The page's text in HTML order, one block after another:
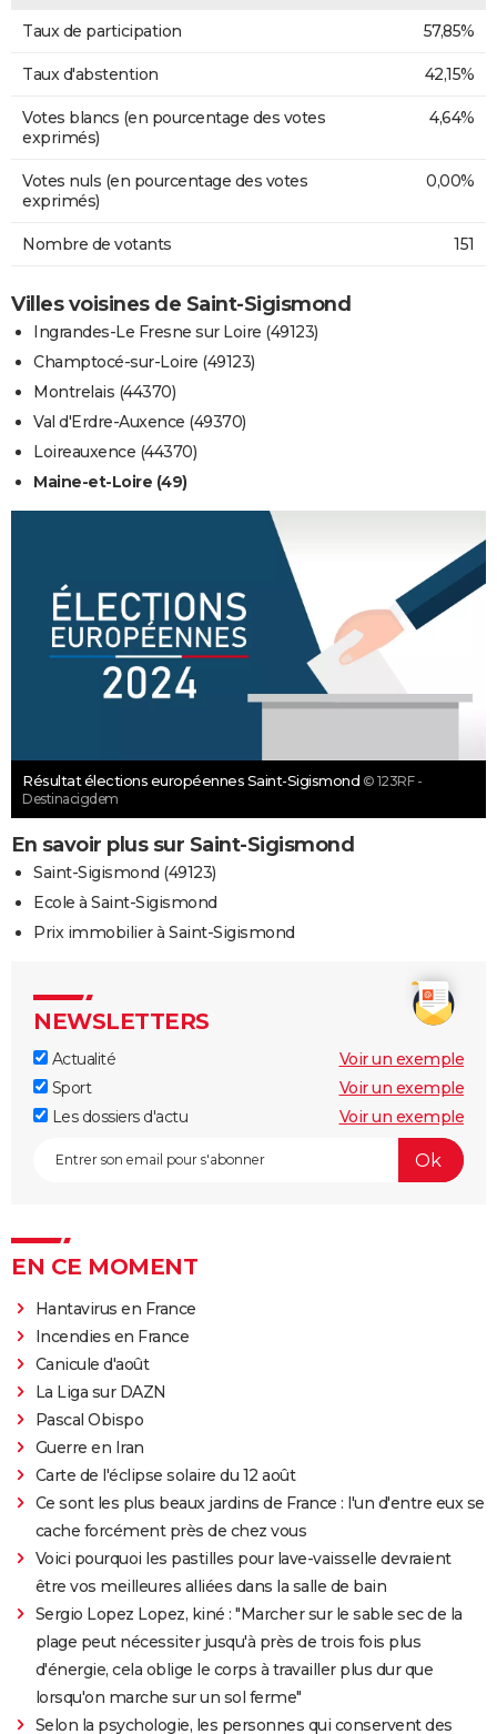
Taux de participation 57,85%
Taux d'abstention 42,15%
Votes blancs (en pourcentage des votes
exprimés)
4,64%
Votes nuls (en pourcentage des votes
exprimés)
0,00%
Nombre de votants 151
Villes voisines de Saint-Sigismond
Ingrandes-Le Fresne sur Loire (49123)
Champtocé-sur-Loire (49123)
Montrelais (44370)
Val d'Erdre-Auxence (49370)
Loireauxence (44370)
Maine-et-Loire (49)
Résultat élections européennes Saint-Sigismond © 123RF -
Destinacigdem
En savoir plus sur Saint-Sigismond
Saint-Sigismond (49123)
Ecole à Saint-Sigismond
Prix immobilier à Saint-Sigismond
NEWSLETTERS
Actualité
Voir un exemple
Sport
Voir un exemple
Les dossiers d'actu
Voir un exemple
EN CE MOMENT
Hantavirus en France
Incendies en France
Canicule d'août
La Liga sur DAZN
Pascal Obispo
Guerre en Iran
Carte de l'éclipse solaire du 12 août
Ce sont les plus beaux jardins de France : l'un d'entre eux se
cache forcément près de chez vous
Voici pourquoi les pastilles pour lave-vaisselle devraient
être vos meilleures alliées dans la salle de bain
Sergio Lopez Lopez, kiné : "Marcher sur le sable sec de la
plage peut nécessiter jusqu'à près de trois fois plus
d'énergie, cela oblige le corps à travailler plus dur que
lorsqu'on marche sur un sol ferme"
Selon la psychologie, les personnes qui conservent des